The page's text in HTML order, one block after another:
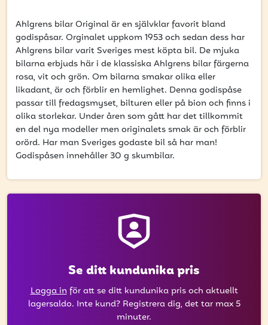
Ange din e-postadress nedan för att ta del av våra nyheter
och erbjudanden.
E-postadress
PRENUMERERA
Ahlgrens bilar Original är en självklar favorit bland
godispåsar. Orginalet uppkom 1953 och sedan dess har
Ahlgrens bilar varit Sveriges mest köpta bil. De mjuka
bilarna erbjuds här i de klassiska Ahlgrens bilar färgerna
rosa, vit och grön. Om bilarna smakar olika eller
likadant, är och förblir en hemlighet. Denna godispåse
passar till fredagsmyset, bilturen eller på bion och finns i
olika storlekar. Under åren som gått har det tillkommit
en del nya modeller men originalets smak är och förblir
orörd. Har man Sveriges godaste bil så har man!
Godispåsen innehåller 30 g skumbilar.
Se ditt kundunika pris
Logga inför att se ditt kundunika pris och aktuellt
lagersaldo. Inte kund? Registrera dig, det tar max 5
minuter.